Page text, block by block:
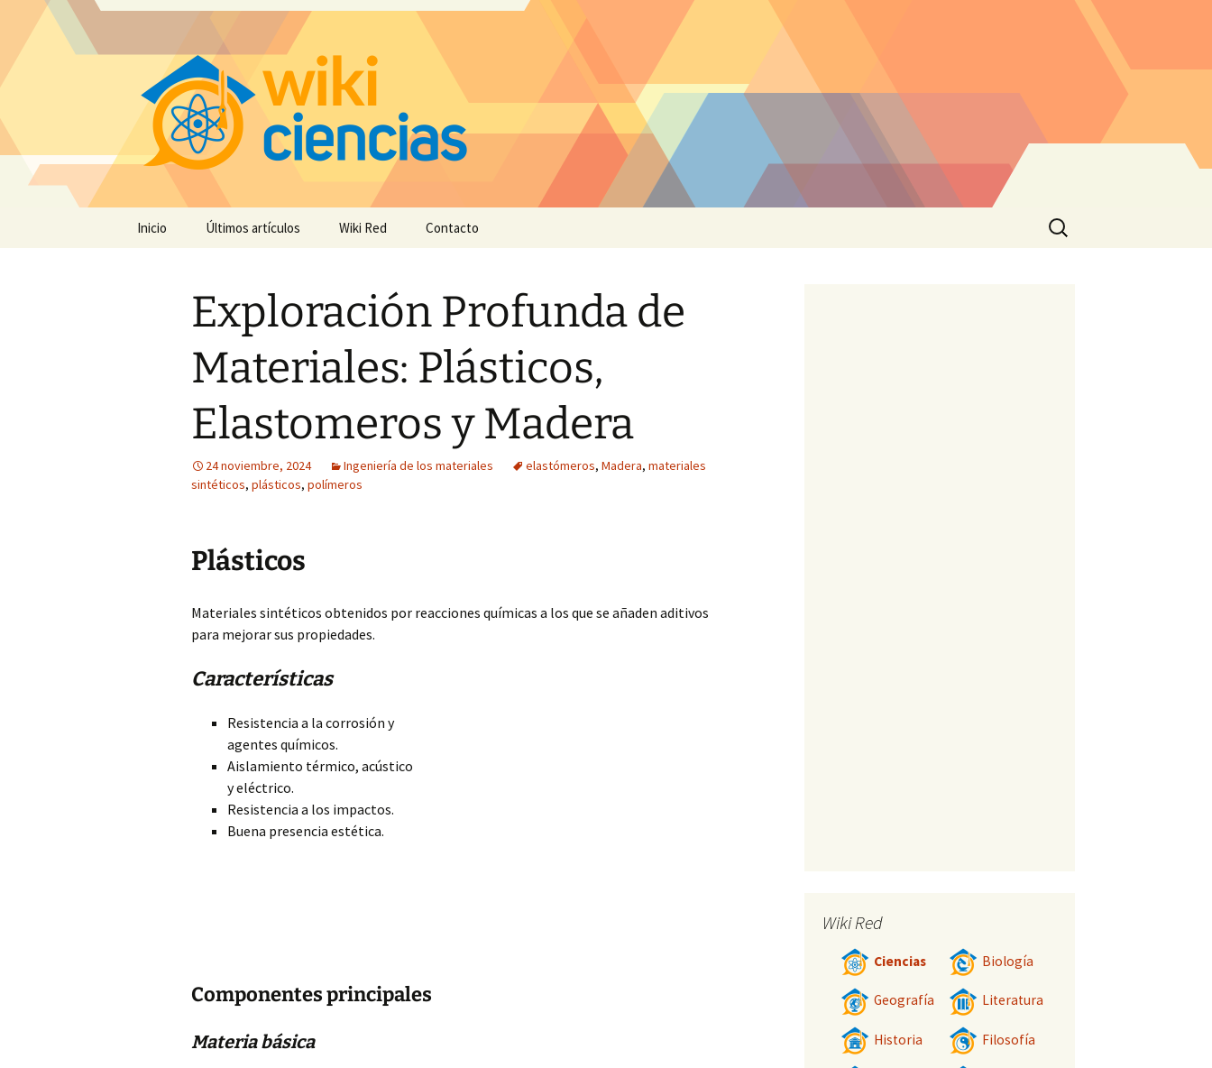
Inicio Últimos artículos Wiki Red Contacto
Buscar:
Exploración Profunda de
Materiales: Plásticos,
Elastomeros y Madera
24 noviembre, 2024 Ingeniería de los materiales elastómeros, Madera, materiales
sintéticos, plásticos, polímeros
Plásticos
Materiales sintéticos obtenidos por reacciones químicas a los que se añaden aditivos
para mejorar sus propiedades.
Características
Resistencia a la corrosión y
agentes químicos.
Aislamiento térmico, acústico
y eléctrico.
Resistencia a los impactos.
Buena presencia estética.
Componentes principales
Materia básica
Wiki Red
Ciencias Biología
Geografía Literatura
Historia Filosofía